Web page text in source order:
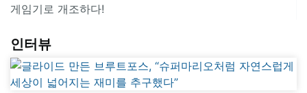
게임기로 개조하다!
인터뷰